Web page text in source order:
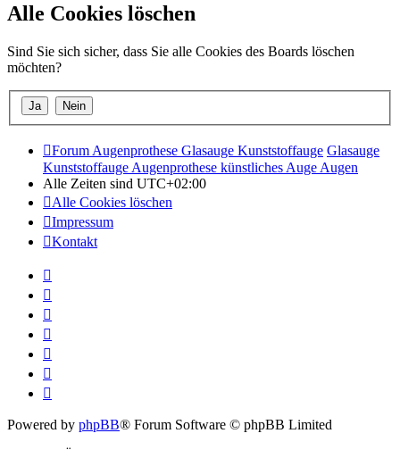
Alle Cookies löschen
Sind Sie sich sicher, dass Sie alle Cookies des Boards löschen
möchten?
Forum Augenprothese Glasauge Kunststoffauge Glasauge
Kunststoffauge Augenprothese künstliches Auge Augen
Alle Zeiten sind UTC+02:00
Alle Cookies löschen
Impressum
Kontakt
Powered by phpBB® Forum Software © phpBB Limited